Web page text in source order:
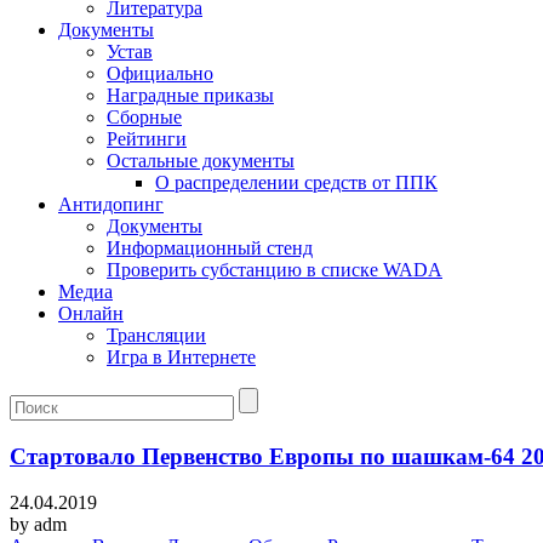
Литература
Документы
Устав
Официально
Наградные приказы
Сборные
Рейтинги
Остальные документы
О распределении средств от ППК
Антидопинг
Документы
Информационный стенд
Проверить субстанцию в списке WADA
Медиа
Онлайн
Трансляции
Игра в Интернете
Стартовало Первенство Европы по шашкам-64
24.04.2019
by adm